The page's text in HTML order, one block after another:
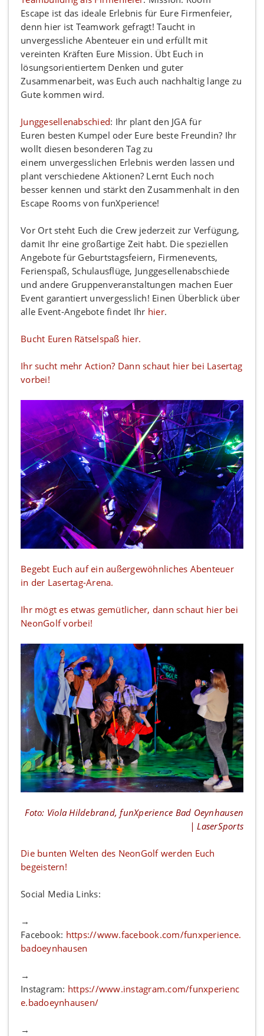
Escape ist das ideale Erlebnis für Eure Firmenfeier,
denn hier ist Teamwork gefragt! Taucht in
unvergessliche Abenteuer ein und erfüllt mit
vereinten Kräften Eure Mission. Übt Euch in
lösungsorientiertem Denken und guter
Zusammenarbeit, was Euch auch nachhaltig lange zu
Gute kommen wird.
Junggesellenabschied: Ihr plant den JGA für
Euren besten Kumpel oder Eure beste Freundin? Ihr
wollt diesen besonderen Tag zu
einem unvergesslichen Erlebnis werden lassen und
plant verschiedene Aktionen? Lernt Euch noch
besser kennen und stärkt den Zusammenhalt in den
Escape Rooms von funXperience!
Vor Ort steht Euch die Crew jederzeit zur Verfügung,
damit Ihr eine großartige Zeit habt. Die speziellen
Angebote für Geburtstagsfeiern, Firmenevents,
Ferienspaß, Schulausflüge, Junggesellenabschiede
und andere Gruppenveranstaltungen machen Euer
Event garantiert unvergesslich! Einen Überblick über
alle Event-Angebote findet Ihr hier.
Bucht Euren Rätselspaß hier.
Ihr sucht mehr Action? Dann schaut hier bei Lasertag
vorbei!
Begebt Euch auf ein außergewöhnliches Abenteuer
in der Lasertag-Arena.
Ihr mögt es etwas gemütlicher, dann schaut hier bei
NeonGolf vorbei!
Foto: Viola Hildebrand, funXperience Bad Oeynhausen
| LaserSports
Die bunten Welten des NeonGolf werden Euch
begeistern!
Social Media Links:
→
Facebook: https://www.facebook.com/funxperience.
badoeynhausen
→
Instagram: https://www.instagram.com/funxperienc
e.badoeynhausen/
→